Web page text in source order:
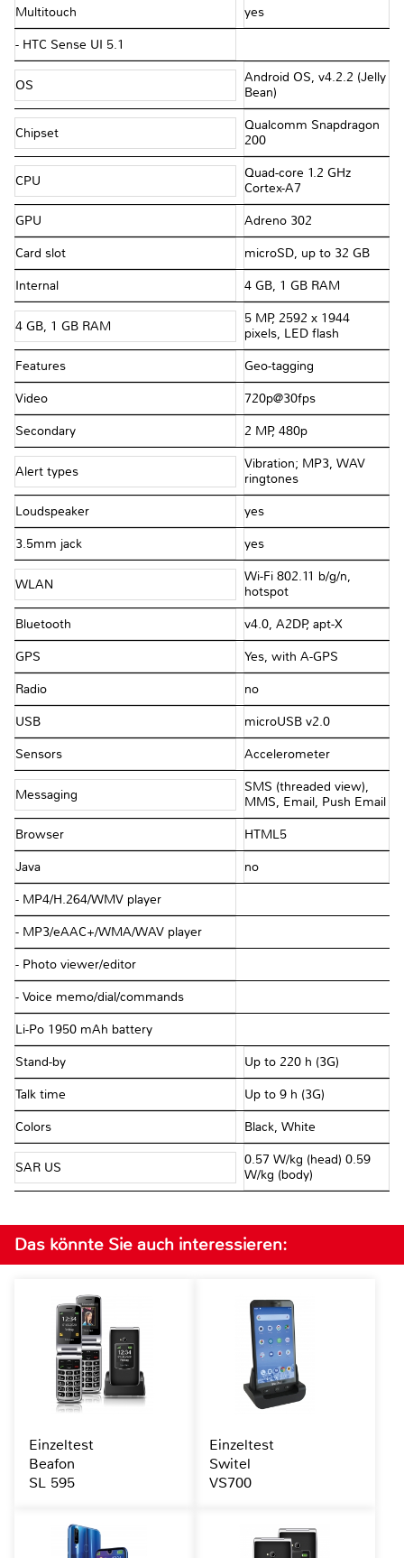
Multitouch yes
- HTC Sense UI 5.1
OS
Android OS, v4.2.2 (Jelly
Bean)
Chipset
Qualcomm Snapdragon
200
CPU
Quad-core 1.2 GHz
Cortex-A7
GPU Adreno 302
Card slot microSD, up to 32 GB
Internal 4 GB, 1 GB RAM
4 GB, 1 GB RAM
5 MP, 2592 х 1944
pixels, LED flash
Features Geo-tagging
Video 720p@30fps
Secondary 2 MP, 480p
Alert types
Vibration; MP3, WAV
ringtones
Loudspeaker yes
3.5mm jack yes
WLAN
Wi-Fi 802.11 b/g/n,
hotspot
Bluetooth v4.0, A2DP, apt-X
GPS Yes, with A-GPS
Radio no
USB microUSB v2.0
Sensors Accelerometer
Messaging
SMS (threaded view),
MMS, Email, Push Email
Browser HTML5
Java no
- MP4/H.264/WMV player
- MP3/eAAC+/WMA/WAV player
- Photo viewer/editor
- Voice memo/dial/commands
Li-Po 1950 mAh battery
Stand-by Up to 220 h (3G)
Talk time Up to 9 h (3G)
Colors Black, White
SAR US
0.57 W/kg (head) 0.59
W/kg (body)
Das könnte Sie auch interessieren:
Einzeltest
Beafon
SL 595
Einzeltest
Switel
VS700